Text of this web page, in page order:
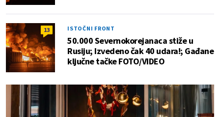
13 ISTOČNI FRONT
50.000 Severnokorejanaca stiže u
Rusiju; Izvedeno čak 40 udara!; Gađane
ključne tačke FOTO/VIDEO